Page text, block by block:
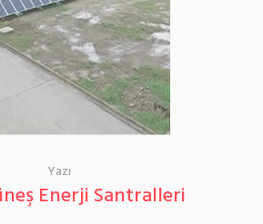
Yazı
Enerji Santralleri